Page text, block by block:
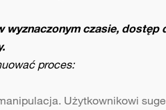
wyznaczonym czasie, dostęp
proces:
Użytkownikowi